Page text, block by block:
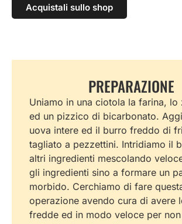
Acquistali sullo shop
PREPARAZIONE
Uniamo in una ciotola la farina, lo
ed un pizzico di bicarbonato.
uova intere ed il burro freddo di
tagliato a pezzettini. Intridiamo il
altri ingredienti mescolando
gli ingredienti sino a formare un
morbido. Cerchiamo di fare
operazione avendo cura di avere
fredde ed in modo veloce per non